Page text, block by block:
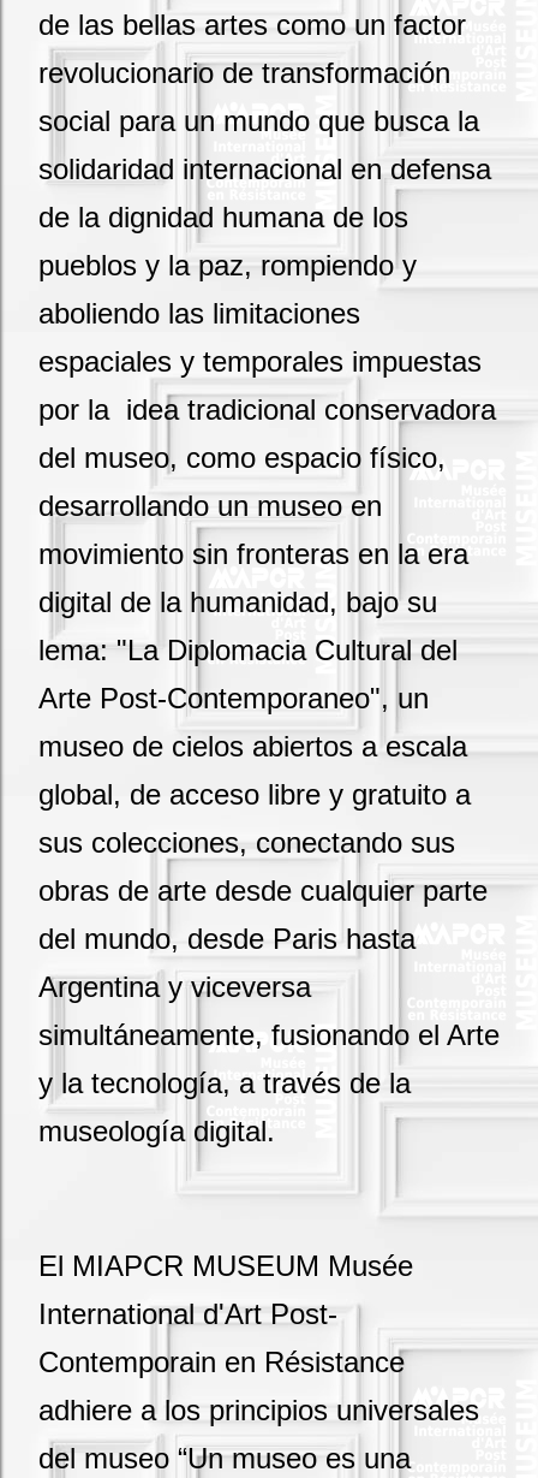
de las bellas artes como un factor
revolucionario de transformación
social para un mundo que busca la
solidaridad internacional en defensa
de la dignidad humana de los
pueblos y la paz, rompiendo y
aboliendo las limitaciones
espaciales y temporales impuestas
por la idea tradicional conservadora
del museo, como espacio físico,
desarrollando un museo en
movimiento sin fronteras en la era
digital de la humanidad, bajo su
lema: "La Diplomacia Cultural del
Arte Post-Contemporaneo", un
museo de cielos abiertos a escala
global, de acceso libre y gratuito a
sus colecciones, conectando sus
obras de arte desde cualquier parte
del mundo, desde Paris hasta
Argentina y viceversa
simultáneamente, fusionando el Arte
y la tecnología, a través de la
museología digital.
El MIAPCR MUSEUM Musée
International d'Art Post-
Contemporain en Résistance
adhiere a los principios universales
del museo “Un museo es una